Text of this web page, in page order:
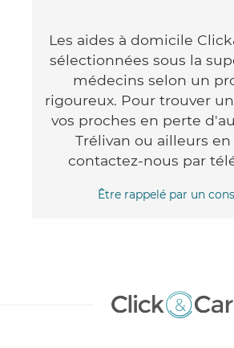
Les aides à domicile
sélectionnées sous la
médecins selon un
rigoureux. Pour trouver
vos proches en perte
Trélivan ou ailleurs en
contactez-nous par
Être rappelé par un